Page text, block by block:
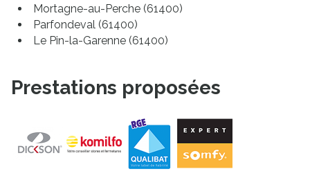
Mortagne-au-Perche (61400)
Parfondeval (61400)
Le Pin-la-Garenne (61400)
Saint-Hilaire-le-Châtel (61400)
Saint-Mard-de-Réno (61400)
Villiers-sous-Mortagne (61400)
Belforêt-en-Perche (61400)
Bazoches-sur-Hoëne (61560)
Prestations proposées